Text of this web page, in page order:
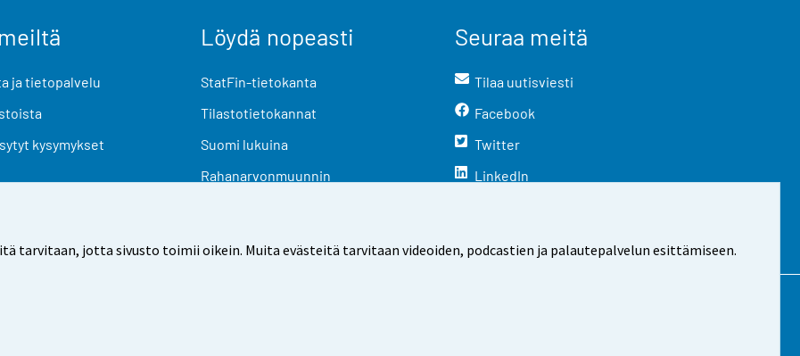
tarvitaan, jotta sivusto toimii oikein. Muita evästeitä tarvitaan videoiden, podcastien ja palautepalvelun esittämiseen.
ja tietopalvelu
kysymykset
Löydä nopeasti
StatFin-tietokanta
Tilastotietokannat
Suomi lukuina
Rahanarvonmuunnin
Seuraa meitä
Tilaa uutisviesti
Facebook
Twitter
LinkedIn